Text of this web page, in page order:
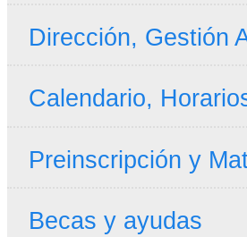
Dirección, Gestión
Calendario,
Preinscripción y
Becas y ayudas